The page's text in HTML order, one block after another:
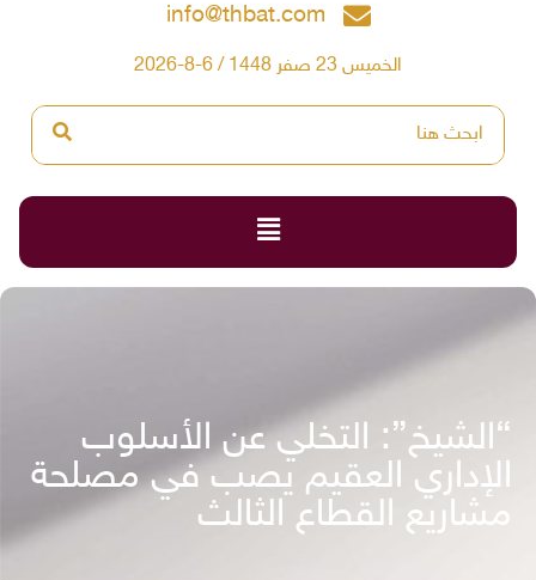
info@thbat.com
الخميس 23 صفر 1448 / 6-8-2026
“الشيخ”: التخلي عن الأسلوب
الإداري العقيم يصب في مصلحة
مشاريع القطاع الثالث